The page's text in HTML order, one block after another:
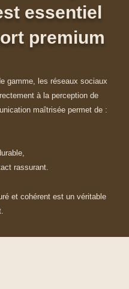
essentiel
premium
gamme, les réseaux sociaux
à la perception de
maîtrisée permet de :
rassurant.
et cohérent est un véritable